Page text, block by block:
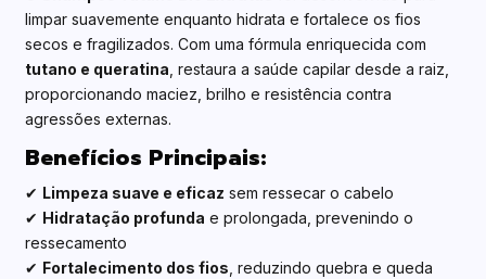
limpar suavemente enquanto hidrata e fortalece os fios
secos e fragilizados. Com uma fórmula enriquecida com
tutano e queratina , restaura a saúde capilar desde a raiz,
proporcionando maciez, brilho e resistência contra
agressões externas.
Benefícios Principais:
✔ Limpeza suave e eficaz sem ressecar o cabelo
✔ Hidratação profunda e prolongada, prevenindo o
ressecamento
✔ Fortalecimento dos fios , reduzindo quebra e queda